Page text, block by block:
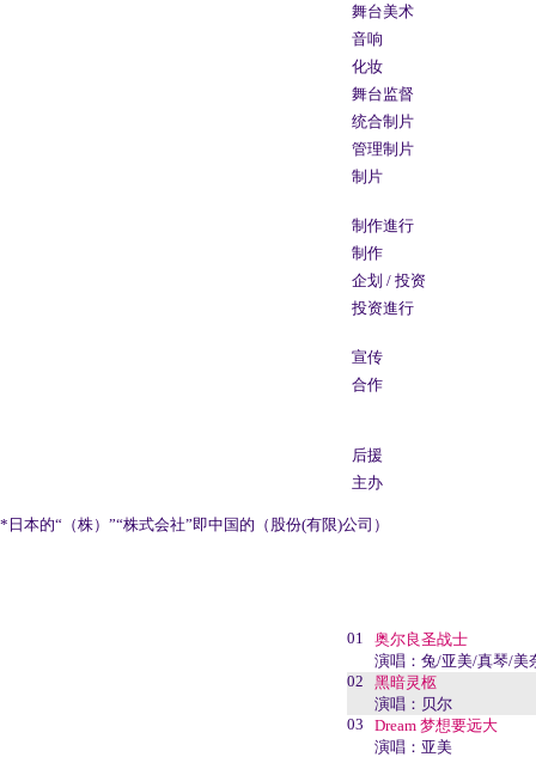
舞台美术
音响
化妆
舞台监督
统合制片
管理制片
制片
制作進行
制作
企划 / 投资
投资進行
宣传
合作
后援
主办
*日本的“（株）”“株式会社”即中国的（股份(有限)公司）
01
奥尔良圣战士
演唱：兔/亚美/真琴/美
02
黑暗灵柩
演唱：贝尔
03
Dream 梦想要远大
演唱：亚美